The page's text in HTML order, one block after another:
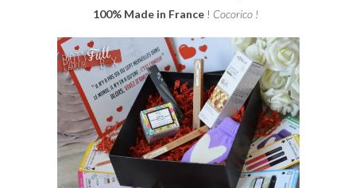
100% Made in France! Cocorico !